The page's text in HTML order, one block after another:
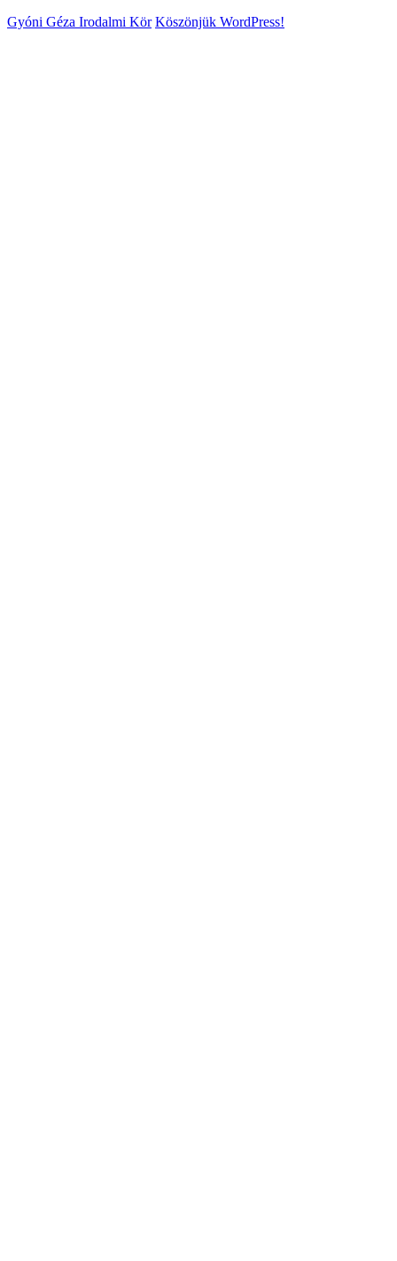
Gyóni Géza Irodalmi Kör Köszönjük WordPress!